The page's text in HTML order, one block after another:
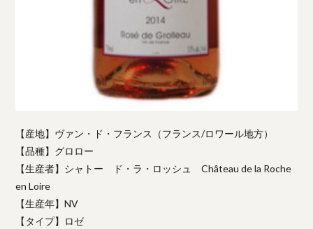
【産地】ヴァン・ド・フランス（フランス/ロワール地方）
【品種】グロロー
【生産者】シャトー ド・ラ・ロッシュ Château de la Roche
en Loire
【生産年】NV
【タイプ】ロゼ